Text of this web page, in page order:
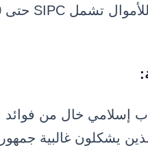
إسلامي خال من فوائد
يشكلون غالبية